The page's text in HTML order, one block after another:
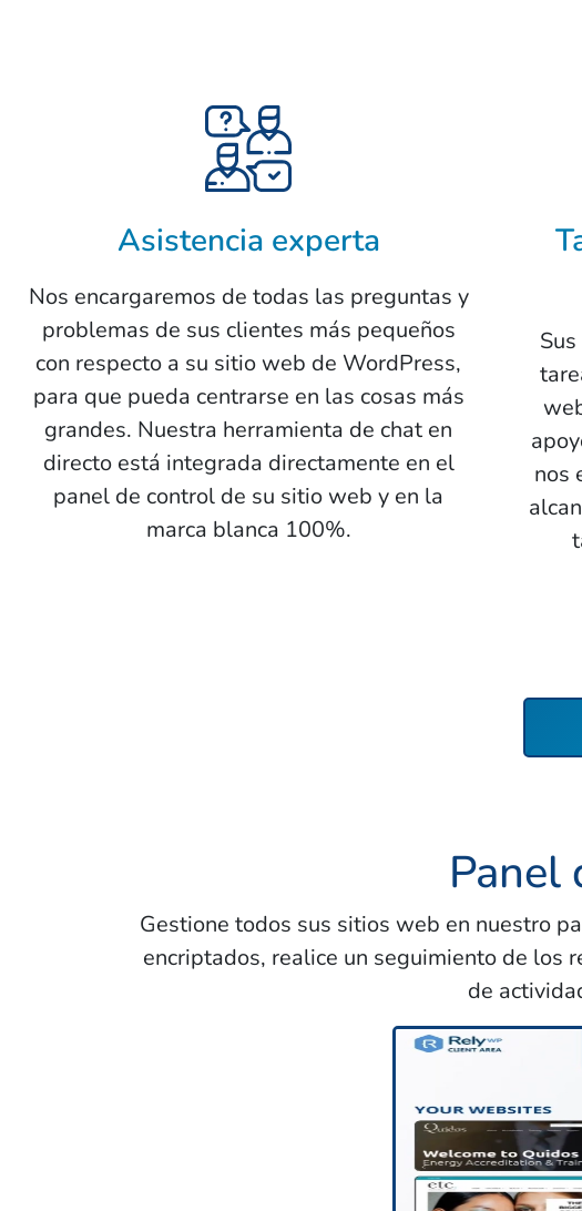
Asistencia experta
Nos encargaremos de todas las preguntas y
problemas de sus clientes más pequeños
con respecto a su sitio web de WordPress,
para que pueda centrarse en las cosas más
grandes. Nuestra herramienta de chat en
directo está integrada directamente en el
panel de control de su sitio web y en la
marca blanca 100%.
nos
Panel
Gestione todos sus sitios web en nuestro
encriptados, realice un seguimiento de los
de